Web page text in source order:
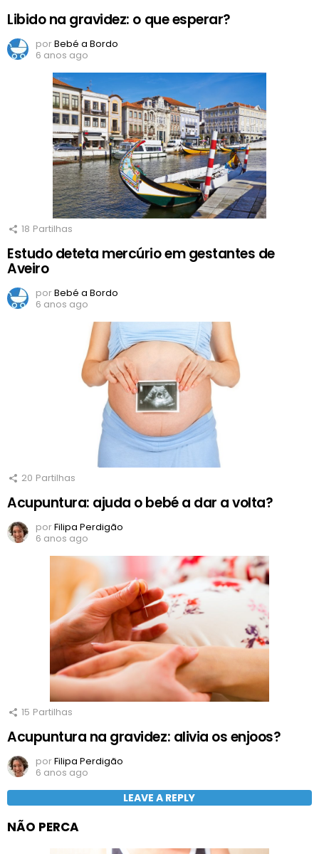
Libido na gravidez: o que esperar?
porBebé a Bordo
6 anos ago
18 Partilhas
Estudo deteta mercúrio em gestantes de
Aveiro
porBebé a Bordo
6 anos ago
20 Partilhas
Acupuntura: ajuda o bebé a dar a volta?
porFilipa Perdigão
6 anos ago
15 Partilhas
Acupuntura na gravidez: alivia os enjoos?
porFilipa Perdigão
6 anos ago
LEAVE A REPLY
NÃO PERCA